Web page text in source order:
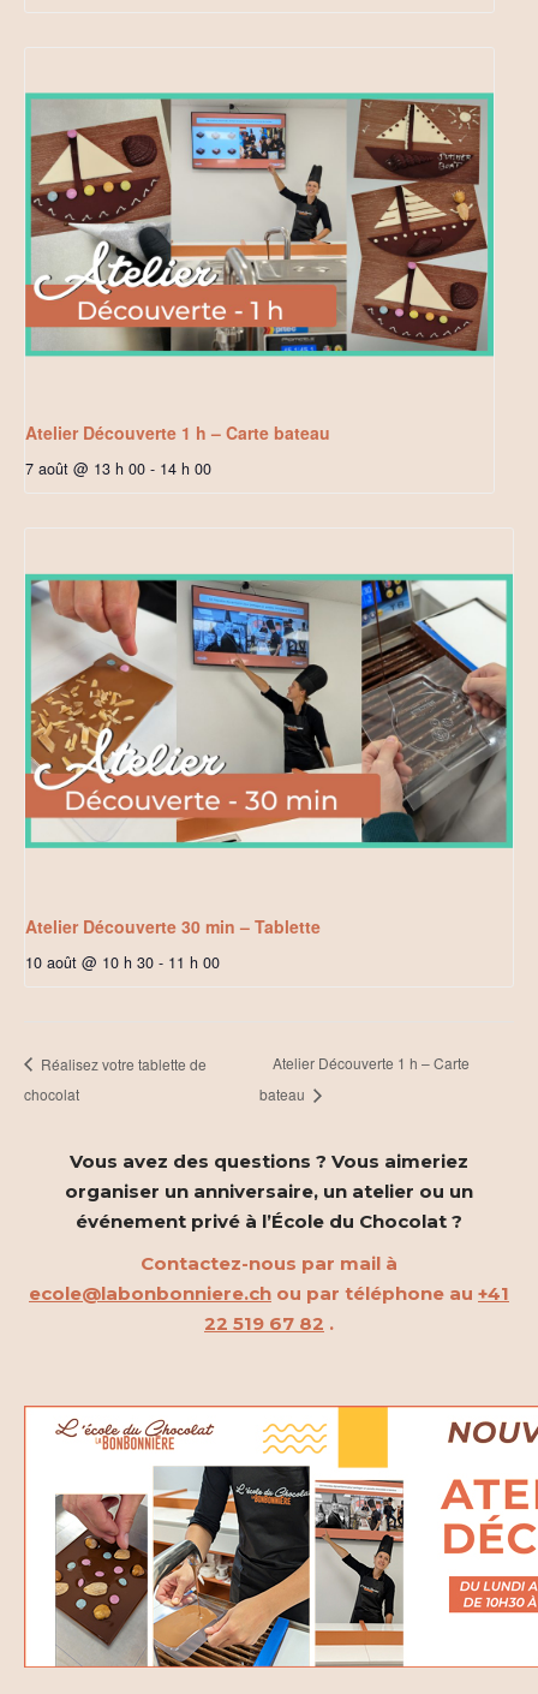
Atelier Découverte 1 h – Carte bateau
7 août @ 13 h 00 - 14 h 00
Atelier Découverte 30 min – Tablette
10 août @ 10 h 30 - 11 h 00
Réalisez votre tablette de
chocolat
Atelier Découverte 1 h – Carte
bateau
Vous avez des questions ? Vous aimeriez
organiser un anniversaire, un atelier ou un
événement privé à l’École du Chocolat ?
Contactez-nous par mail à
ecole@labonbonniere.ch ou par téléphone au +41
22 519 67 82 .